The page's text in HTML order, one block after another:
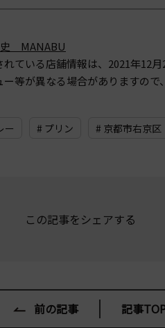
史 MANABU
ている店舗情報は、 2021年12月
等が異なる場合がありますので
ー # プリン # 京都市右京区
この記事をシェアする
前の記事 記事